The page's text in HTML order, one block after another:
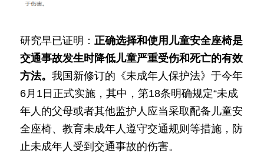
研究早已证明： 正确选择和使用儿童安全座椅是
交通事故发生时降低儿童严重受伤和死亡的有效
方法。 我国新修订的《未成年人保护法》于今年
6月1日正式实施，其中，第18条明确规定“未成
年人的父母或者其他监护人应当采取配备儿童安
全座椅、教育未成年人遵守交通规则等措施，防
止未成年人受到交通事故的伤害。